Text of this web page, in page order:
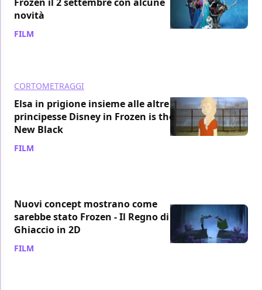
novità
FILM
CORTOMETRAGGI
Elsa in prigione insieme alle altre
principesse Disney in Frozen is the
New Black
FILM
Nuovi concept mostrano come
sarebbe stato Frozen - Il Regno di
Ghiaccio in 2D
FILM